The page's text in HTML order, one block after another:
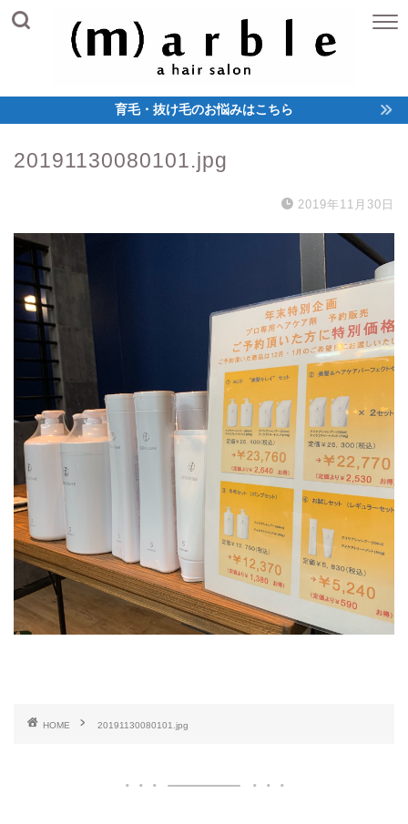
育毛・抜け毛のお悩みはこちら
20191130080101.jpg
2019年11月30日
HOME 20191130080101.jpg